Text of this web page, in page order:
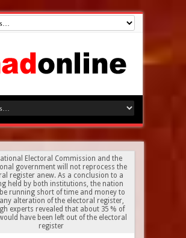
Electoral Commission and the
government will not reprocess the
register anew. As a conclusion to a
held by both institutions, the nation
running short of time and money to
alteration of the electoral register,
experts revealed that about 35 % of
have been left out of the electoral
register